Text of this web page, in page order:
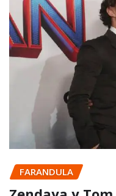
FARANDULA